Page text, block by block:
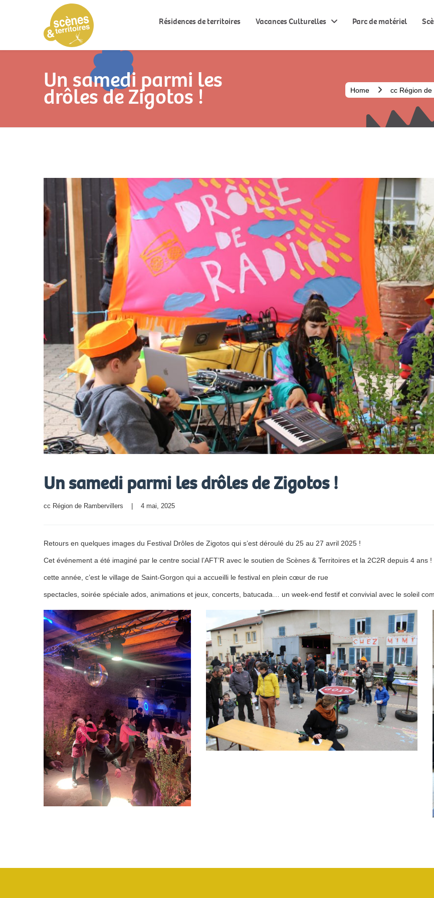
Résidences de territoires Vacances Culturelles Parc de matériel
Un samedi parmi les
drôles de Zigotos ! Home cc Région
Un samedi parmi les drôles de Zigotos !
cc Région de Rambervillers
    |    4 mai, 2025
Retours en quelques images du Festival Drôles de Zigotos qui s’est déroulé du 25 au 27 avril 2025 !
Cet événement a été imaginé par le centre social l’AFT’R avec le soutien de Scènes & Territoires et la 2C2R depuis 4 ans !
cette année, c’est le village de Saint-Gorgon qui a accueilli le festival en plein cœur de rue
spectacles, soirée spéciale ados, animations et jeux, concerts, batucada… un week-end festif et convivial avec le soleil